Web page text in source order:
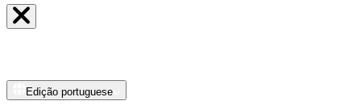
Edição portuguese